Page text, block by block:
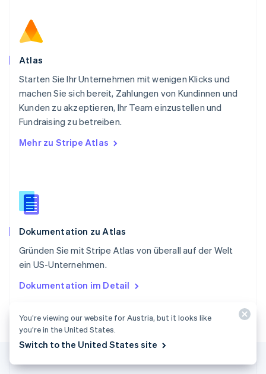
Atlas
Starten Sie Ihr Unternehmen mit wenigen Klicks und
machen Sie sich bereit, Zahlungen von Kundinnen und
Kunden zu akzeptieren, Ihr Team einzustellen und
Fundraising zu betreiben.
Mehr zu Stripe Atlas
Dokumentation zu Atlas
Gründen Sie mit Stripe Atlas von überall auf der Welt
ein US-Unternehmen.
Dokumentation im Detail
English
Schweden
Svenska
Deutsch FrançaisItalianoEnglish
Singapur
English简体中文
Slowakei
Slowenien
English
Spanien
Thailand
Tschechische Republik
English
English
English
Vereinigte Staaten
Vereinigtes Königreich
You’re viewing our website for Austria, but it looks like
you’re in the United States.
Switch to the United States site